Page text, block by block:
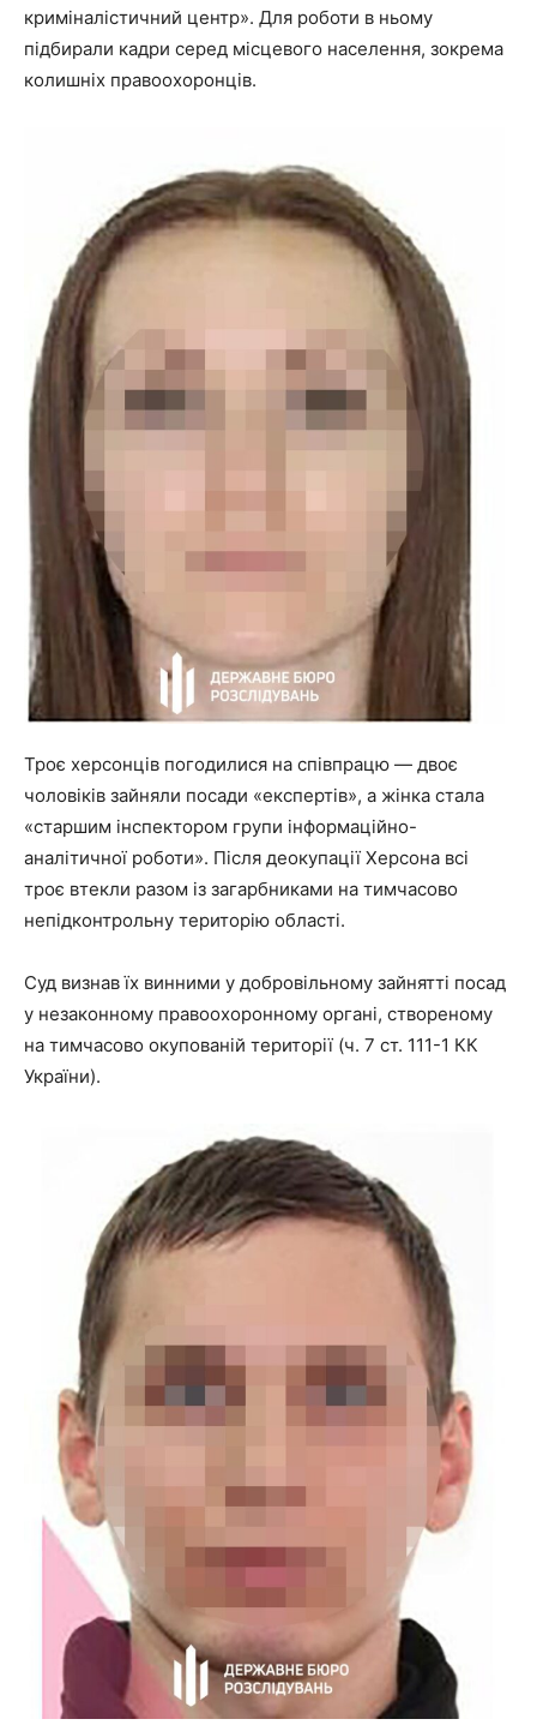
криміналістичний центр». Для роботи в ньому
підбирали кадри серед місцевого населення, зокрема
колишніх правоохоронців.
Троє херсонців погодилися на співпрацю — двоє
чоловіків зайняли посади «експертів», а жінка стала
«старшим інспектором групи інформаційно-
аналітичної роботи». Після деокупації Херсона всі
троє втекли разом із загарбниками на тимчасово
непідконтрольну територію області.
Суд визнав їх винними у добровільному зайнятті посад
у незаконному правоохоронному органі, створеному
на тимчасово окупованій території (ч. 7 ст. 111-1 КК
України).